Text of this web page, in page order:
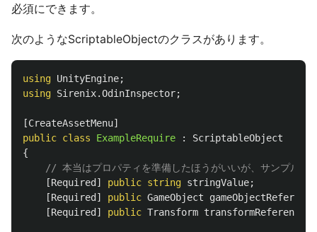
必須にできます。
次のようなScriptableObjectのクラスがあります。
using UnityEngine;
using Sirenix.OdinInspector;
[CreateAssetMenu]
public class ExampleRequire :
ScriptableObject
{
// 本当はプロパティを準備したほうがいいが、サンプル
[Required] public string stringValue;
[Required] public GameObject
gameObjectReference
[Required] public Transform transformReference